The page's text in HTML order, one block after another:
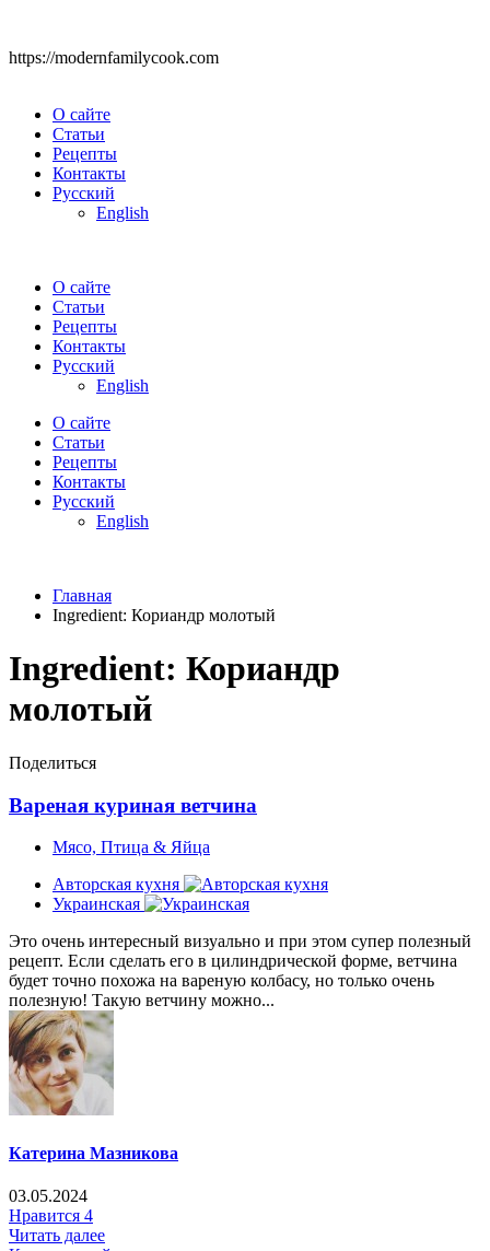
https://modernfamilycook.com
О сайте
Статьи
Рецепты
Контакты
Русский
English
О сайте
Статьи
Рецепты
Контакты
Русский
English
О сайте
Статьи
Рецепты
Контакты
Русский
English
Главная
Ingredient: Кориандр молотый
Ingredient: Кориандр
молотый
Поделиться
Вареная куриная ветчина
Мясо, Птица & Яйца
Авторская кухня
Украинская
Это очень интересный визуально и при этом супер полезный
рецепт. Если сделать его в цилиндрической форме, ветчина
будет точно похожа на вареную колбасу, но только очень
полезную! Такую ветчину можно...
Катерина Мазникова
03.05.2024
Нравится 4
Читать далее